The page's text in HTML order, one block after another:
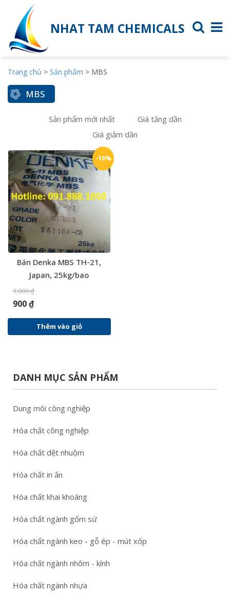
NHAT TAM CHEMICALS
Trang chủ > Sản phẩm > MBS
MBS
Sản phẩm mới nhất
Giá tăng dần
Giá giảm dần
-10%
Bán Denka MBS TH-21,
Japan, 25kg/bao
1,000₫
900₫
Thêm vào giỏ
DANH MỤC SẢN PHẨM
Dung môi công nghiệp
Hóa chất công nghiệp
Hóa chất dệt nhuộm
Hóa chất in ấn
Hóa chất khai khoáng
Hóa chất ngành gốm sứ
Hóa chất ngành keo - gỗ ép - mút xốp
Hóa chất ngành nhôm - kính
Hóa chất ngành nhựa